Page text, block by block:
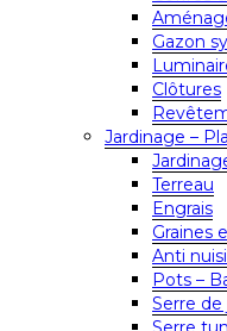
Gazon
Clôtures
Jardinage –
Terreau
Engrais
Graines
Anti
Pots –
Serre de